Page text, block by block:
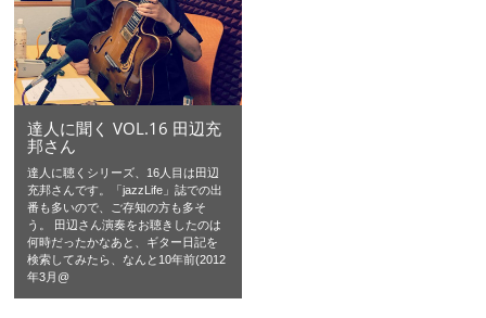
達人に聞く VOL.16 田辺充
邦さん
達人に聴くシリーズ、16人目は田辺
充邦さんです。「jazzLife」誌での出
番も多いので、ご存知の方も多そ
う。 田辺さん演奏をお聴きしたのは
何時だったかなあと、ギター日記を
検索してみたら、なんと10年前(2012
年3月@